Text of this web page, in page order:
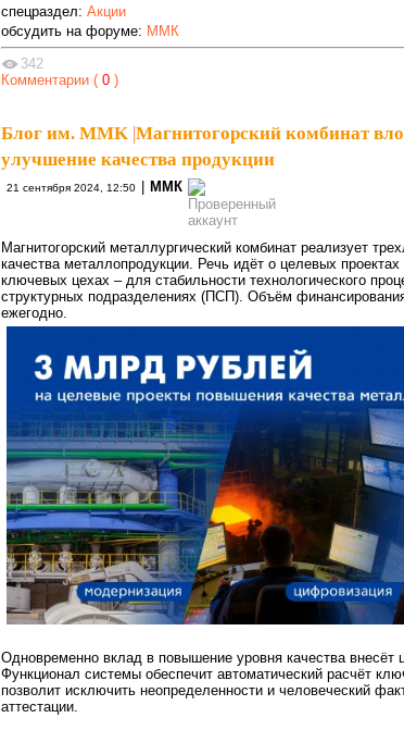
спецраздел: Акции
обсудить на форуме: ММК
342
Комментарии ( 0 )
Блог им. MMK Магнитогорский комбинат
улучшение качества продукции
21 сентября 2024, 12:50 ММК
Магнитогорский металлургический комбинат реализует
качества металлопродукции. Речь идёт о целевых
ключевых цехах – для стабильности технологического
структурных подразделениях (ПСП). Объём
ежегодно.
Одновременно вклад в повышение уровня качества внесёт
Функционал системы обеспечит автоматический расчёт
позволит исключить неопределенности и человеческий
аттестации.